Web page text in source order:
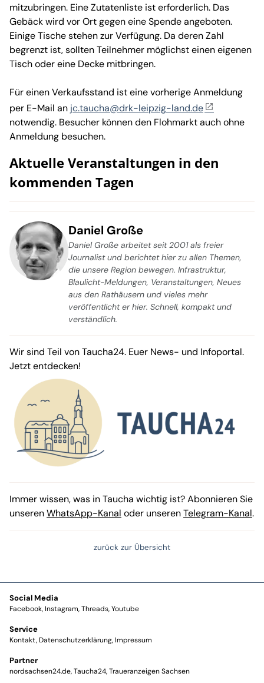
mitzubringen. Eine Zutatenliste ist erforderlich. Das
Gebäck wird vor Ort gegen eine Spende angeboten.
Einige Tische stehen zur Verfügung. Da deren Zahl
begrenzt ist, sollten Teilnehmer möglichst einen eigenen
Tisch oder eine Decke mitbringen.
Für einen Verkaufsstand ist eine vorherige Anmeldung
per E-Mail an jc.taucha@drk-leipzig-land.de
notwendig. Besucher können den Flohmarkt auch ohne
Anmeldung besuchen.
Aktuelle Veranstaltungen in den
kommenden Tagen
Daniel Große
Daniel Große arbeitet seit 2001 als freier
Journalist und berichtet hier zu allen Themen,
die unsere Region bewegen. Infrastruktur,
Blaulicht-Meldungen, Veranstaltungen, Neues
aus den Rathäusern und vieles mehr
veröffentlicht er hier. Schnell, kompakt und
verständlich.
Wir sind Teil von Taucha24. Euer News- und Infoportal.
Jetzt entdecken!
Immer wissen, was in Taucha wichtig ist? Abonnieren Sie
unserenWhatsApp-Kanal oder unserenTelegram-Kanal.
zurück zur Übersicht
Social Media
Facebook Instagram Threads Youtube
Service
Kontakt Datenschutzerklärung Impressum
Partner
nordsachsen24.de Taucha24 Traueranzeigen Sachsen